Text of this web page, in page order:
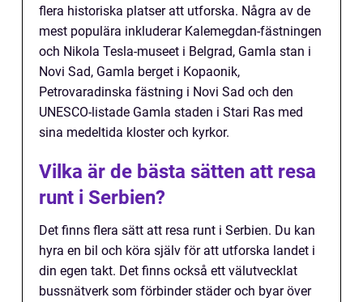
flera historiska platser att utforska. Några av de
mest populära inkluderar Kalemegdan-fästningen
och Nikola Tesla-museet i Belgrad, Gamla stan i
Novi Sad, Gamla berget i Kopaonik,
Petrovaradinska fästning i Novi Sad och den
UNESCO-listade Gamla staden i Stari Ras med
sina medeltida kloster och kyrkor.
Vilka är de bästa sätten att resa
runt i Serbien?
Det finns flera sätt att resa runt i Serbien. Du kan
hyra en bil och köra själv för att utforska landet i
din egen takt. Det finns också ett välutvecklat
bussnätverk som förbinder städer och byar över